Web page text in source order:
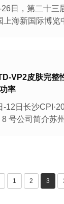
日，第二十三
上海新国际博览
1406AT自动
VP2皮肤完整
率
-12日长沙
8 号公司简介苏
1 2 3